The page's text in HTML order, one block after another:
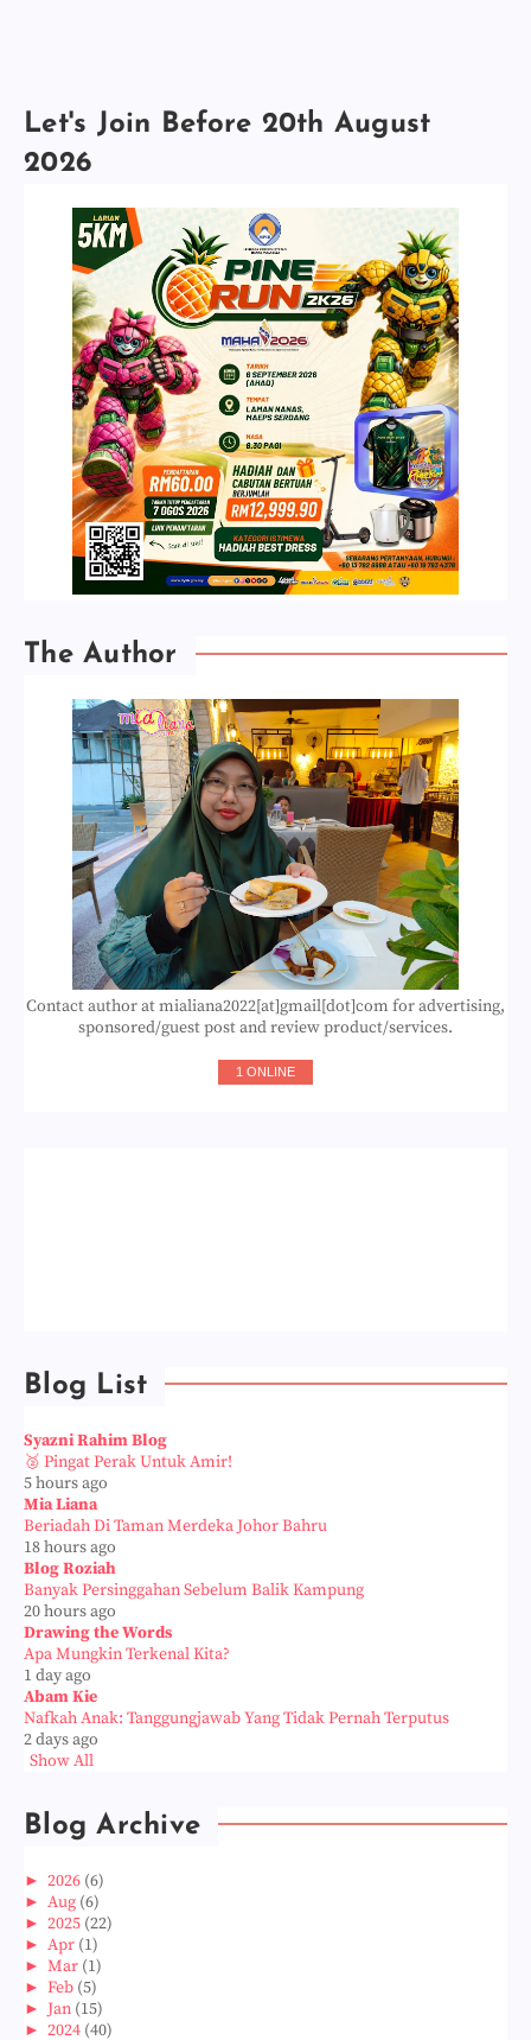
Let's Join Before 20th August
2026
The Author
Contact author at mialiana2022[at]gmail[dot]com for advertising,
sponsored/guest post and review product/services.
1 ONLINE
Blog List
Syazni Rahim Blog
🥈 Pingat Perak Untuk Amir!
5 hours ago
Mia Liana
Beriadah Di Taman Merdeka Johor Bahru
18 hours ago
Blog Roziah
Banyak Persinggahan Sebelum Balik Kampung
20 hours ago
Drawing the Words
Apa Mungkin Terkenal Kita?
1 day ago
Abam Kie
Nafkah Anak: Tanggungjawab Yang Tidak Pernah Terputus
2 days ago
Show All
Blog Archive
► 2026 (6)
► Aug (6)
► 2025 (22)
► Apr (1)
► Mar (1)
► Feb (5)
► Jan (15)
► 2024 (40)